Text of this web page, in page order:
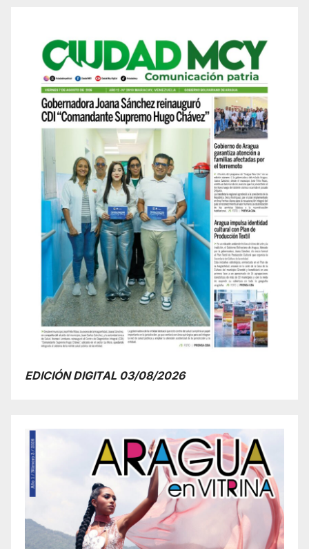
EDICIÓN DIGITAL 03/08/2026